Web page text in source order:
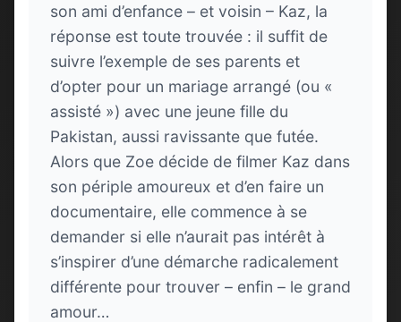
son ami d’enfance – et voisin – Kaz, la
réponse est toute trouvée : il suffit de
suivre l’exemple de ses parents et
d’opter pour un mariage arrangé (ou «
assisté ») avec une jeune fille du
Pakistan, aussi ravissante que futée.
Alors que Zoe décide de filmer Kaz dans
son périple amoureux et d’en faire un
documentaire, elle commence à se
demander si elle n’aurait pas intérêt à
s’inspirer d’une démarche radicalement
différente pour trouver – enfin – le grand
amour…